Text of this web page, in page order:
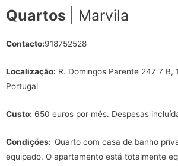
Quartos | Marvila
Contacto:918752528
Localização: R. Domingos Parente 247 7 B,
Portugal
Custo: 650 euros por mês. Despesas
Condições: Quarto com casa de banho
equipado. O apartamento está totalmente